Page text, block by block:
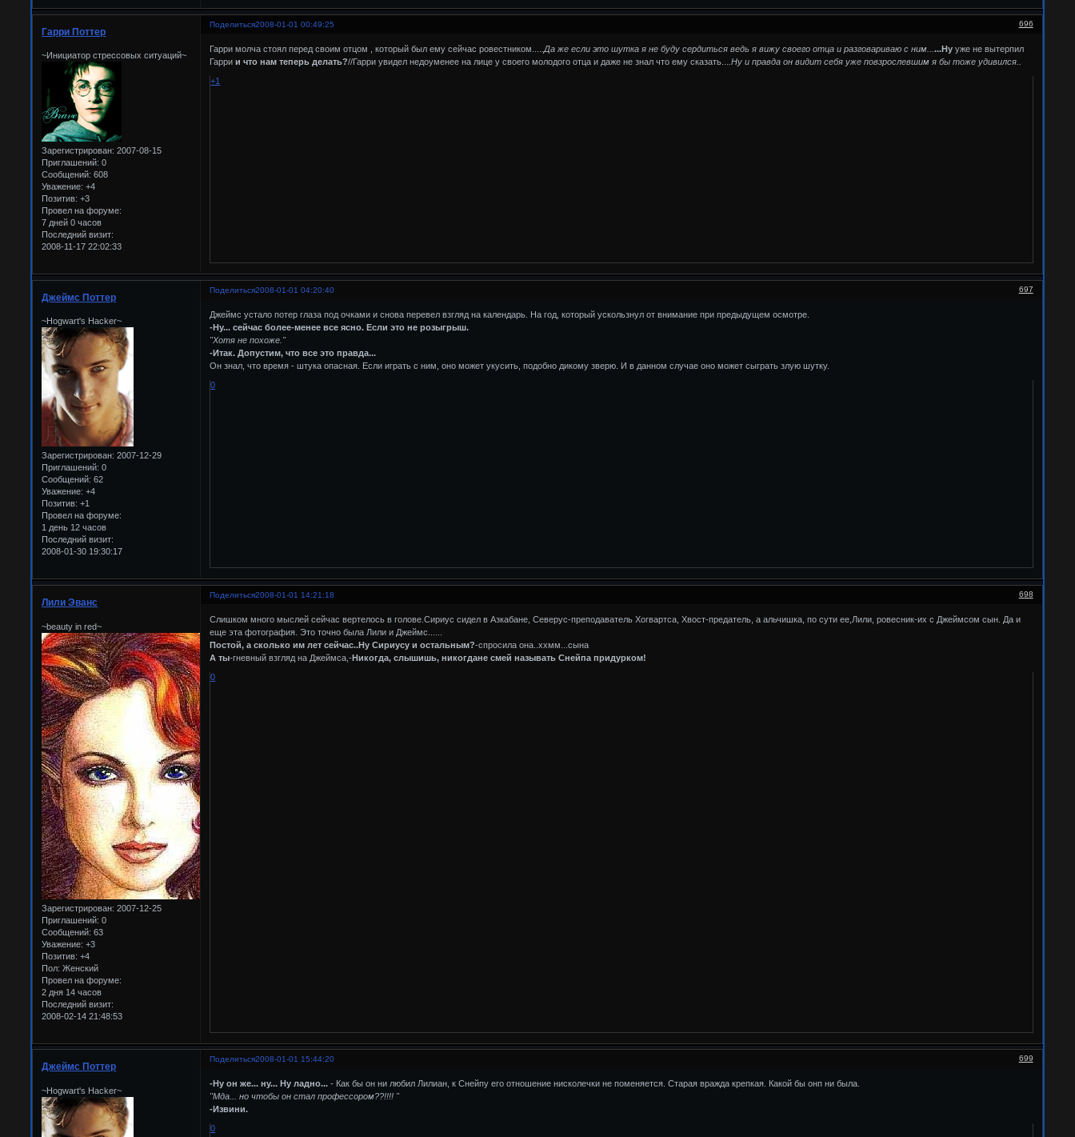
Поделиться 696
2008-01-01 00:49:25
Гарри Поттер
~Инициатор стрессовых ситуаций~
Зарегистрирован: 2007-08-15
Приглашений: 0
Сообщений: 608
Уважение: +4
Позитив: +3
Провел на форуме:
7 дней 0 часов
Последний визит:
2008-11-17 22:02:33
Гарри молча стоял перед своим отцом , который был ему сейчас ровестником.... .Да же если это шутка я не буду сердиться ведь я вижу своего отца и разговариваю с ним......Ну уже не вытерпил
Гаррии что нам теперь делать?//Гарри увидел недоуменее на лице у своего молодого отца и даже не знал что ему сказать...
.Ну и правда он видит себя уже повзрослевшим я бы тоже удивился..
+1
Поделиться 697
2008-01-01 04:20:40
Джеймс Поттер
~Hogwart's Hacker~
Зарегистрирован: 2007-12-29
Приглашений: 0
Сообщений: 62
Уважение: +4
Позитив: +1
Провел на форуме:
1 день 12 часов
Последний визит:
2008-01-30 19:30:17
Джеймс устало потер глаза под очками и снова перевел взгляд на календарь. На год, который ускользнул от внимание при предыдущем осмотре.
-Ну... сейчас более-менее все ясно. Если это не розыгрыш.
"Хотя не похоже."
-Итак. Допустим, что все это правда...
Он знал, что время - штука опасная. Если играть с ним, оно может укусить, подобно дикому зверю. И в данном случае оно может сыграть злую шутку.
0
Поделиться 698
2008-01-01 14:21:18
Лили Эванс
~beauty in red~
Зарегистрирован: 2007-12-25
Приглашений: 0
Сообщений: 63
Уважение: +3
Позитив: +4
Пол: Женский
Провел на форуме:
2 дня 14 часов
Последний визит:
2008-02-14 21:48:53
Слишком много мыслей сейчас вертелось в голове.Сириус сидел в Азкабане, Северус-преподаватель Хогвартса, Хвост-предатель, а альчишка, по сути ее,Лили, ровесник-их с Джеймсом сын. Да и
еще эта фотография. Это точно была Лили и Джеймс......
Постой, а сколько им лет сейчас..Ну Сириусу и остальным?-спросила она..ххмм...сына
А ты-гневный взгляд на Джеймса,-Никогда, слышишь, никогдане смей называть Снейпа придурком!
0
Поделиться 699
2008-01-01 15:44:20
Джеймс Поттер
~Hogwart's Hacker~
-Ну он же... ну... Ну ладно... - Как бы он ни любил Лилиан, к Снейпу его отношение нисколечки не поменяется. Старая вражда крепкая. Какой бы онп ни была.
"Мда... но чтобы он стал профессором??!!!! "
-Извини.
0